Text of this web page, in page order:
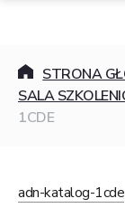
STRONA
SALA
1CDE
adn-katalog-1cde